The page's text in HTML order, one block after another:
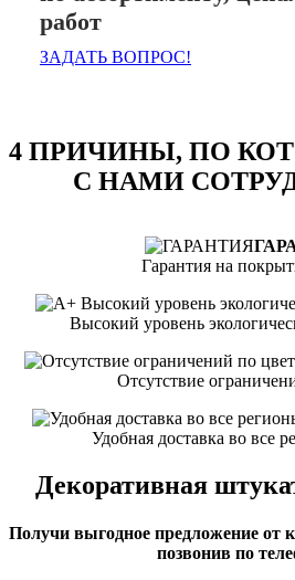
работ
ЗАДАТЬ ВОПРОС!
4 ПРИЧИНЫ, ПО
С НАМИ
Гарантия на
Высокий уровень
Отсутствие
Удобная доставка во все
Декоративная
Получи выгодное предложение от
позвонив по